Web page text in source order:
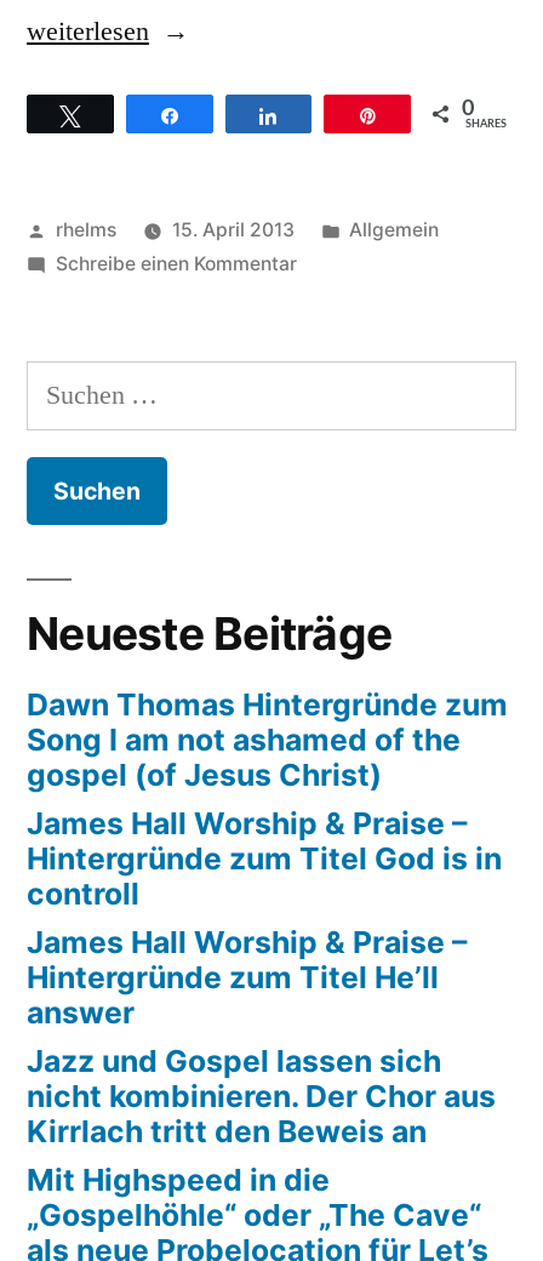
„raus
den
Kirchenliedern,
Gospelprojekt
der
Christuskirche
Kehl“
weiterlesen
0
SHARES
Veröffentlicht
von
rhelms 15. April 2013
Veröffentlicht
Allgemein
Schreibe einen Kommentarzu
den
Kirchenliedern,
Suchen
nach:
Neueste Beiträge
Dawn Thomas Hintergründe zum
Song I am not ashamed of the
gospel (of Jesus Christ)
James Hall Worship & Praise –
Hintergründe zum Titel God is in
controll
James Hall Worship & Praise –
Hintergründe zum Titel He’ll
answer
Jazz und Gospel lassen sich
nicht kombinieren. Der Chor aus
Kirrlach tritt den Beweis an
Mit Highspeed in die
„Gospelhöhle“ oder „The Cave“
als neue Probelocation für Let’s